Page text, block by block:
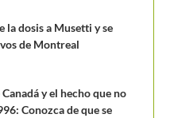
la dosis a Musetti y se
de Montreal
y el hecho que no
Conozca de que se